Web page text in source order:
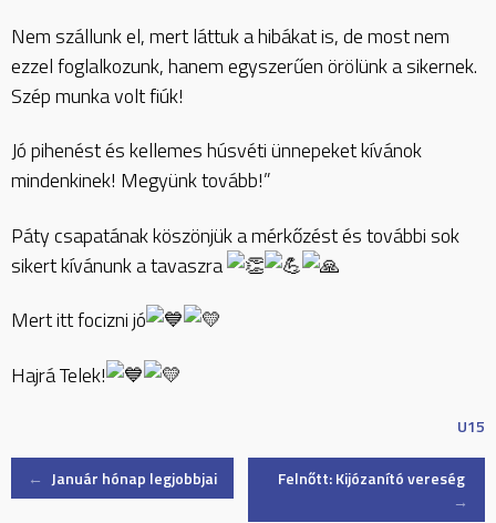
Nem szállunk el, mert láttuk a hibákat is, de most nem
ezzel foglalkozunk, hanem egyszerűen örölünk a sikernek.
Szép munka volt fiúk!
Jó pihenést és kellemes húsvéti ünnepeket kívánok
mindenkinek! Megyünk tovább!”
Páty csapatának köszönjük a mérkőzést és további sok
sikert kívánunk a tavaszra
Mert itt focizni jó
Hajrá Telek!
U15
Post
← Január hónap legjobbjai
Felnőtt: Kijózanító vereség
→